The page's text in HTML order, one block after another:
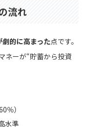
流れ
的に高まった点です。
ネーが“貯蓄から投資
％）
水準